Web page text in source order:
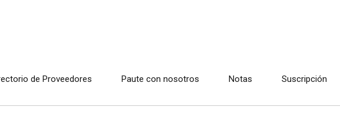
de Proveedores Paute con nosotros Notas Suscripción